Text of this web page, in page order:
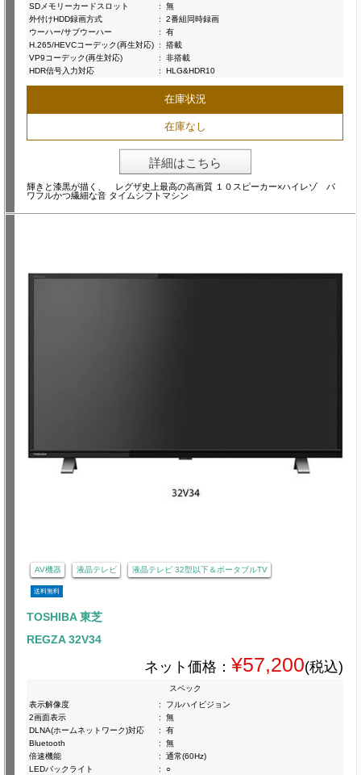
SDメモリーカードスロット :
無
外付けHDD録画方式
:
2番組同時録画
ウーハー/サブウーハー
:
有
H.265/HEVCコーデック(再生対応) :
搭載
VP9コーデック(再生対応)
:
非搭載
HDR信号入力対応
: HLG&HDR10
在庫状況
在庫なし
詳細はこちら
輝きと漆黒が描く、 レグザ史上最高の高画質 １０スピーカー×ハイレゾ パ
ワフルかつ繊細な音 タイムシフトマシン
AV機器 液晶テレビ 液晶テレビ 32型以下＆ポータブルTV
送料無料
TOSHIBA 東芝
REGZA 32V34
ネット価格： ¥57,200(税込)
スペック
表示解像度
:
フルハイビジョン
2画面表示
:
無
DLNA(ホームネットワーク)対応
:
有
Bluetooth
:
無
倍速機能
:
通常(60Hz)
LEDバックライト
:
○